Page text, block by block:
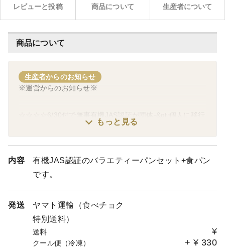
レビューと投稿 商品について 生産者について
商品について
生産者からのお知らせ
※運営からのお知らせ※
完了しました。これでまた有機JASマーク付き商品が届き
■■現在非常に好評いただいている有機JAS認証の自然栽培
パン＆Sweets。オーダーが非常に多くなっていて、発送
すぐに製品をお手にしたい方は他店での購入をお勧めしま
す。
もっと見る
内容
有機JAS認証のバラエティーパンセット+食パン
です。
発送
ヤマト運輸（食べチョク
特別送料）
送料 ¥
クール便（冷凍） + ¥ 330